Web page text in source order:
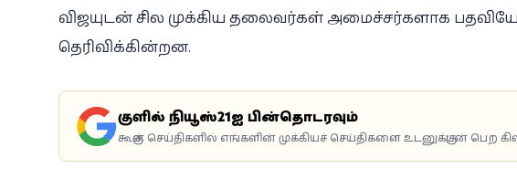
விஜயுடன் சில முக்கிய தலைவர்கள் அமைச்சர்களாக
தெரிவிக்கின்றன.
கூகுளில் நியூஸ்21ஐ பின்தொடரவும்
கூகுள் செய்திகளில் எங்களின் முக்கியச் செய்திகளை உடனுக்குடன் பெற